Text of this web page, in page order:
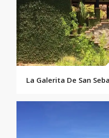
La Galerita De San